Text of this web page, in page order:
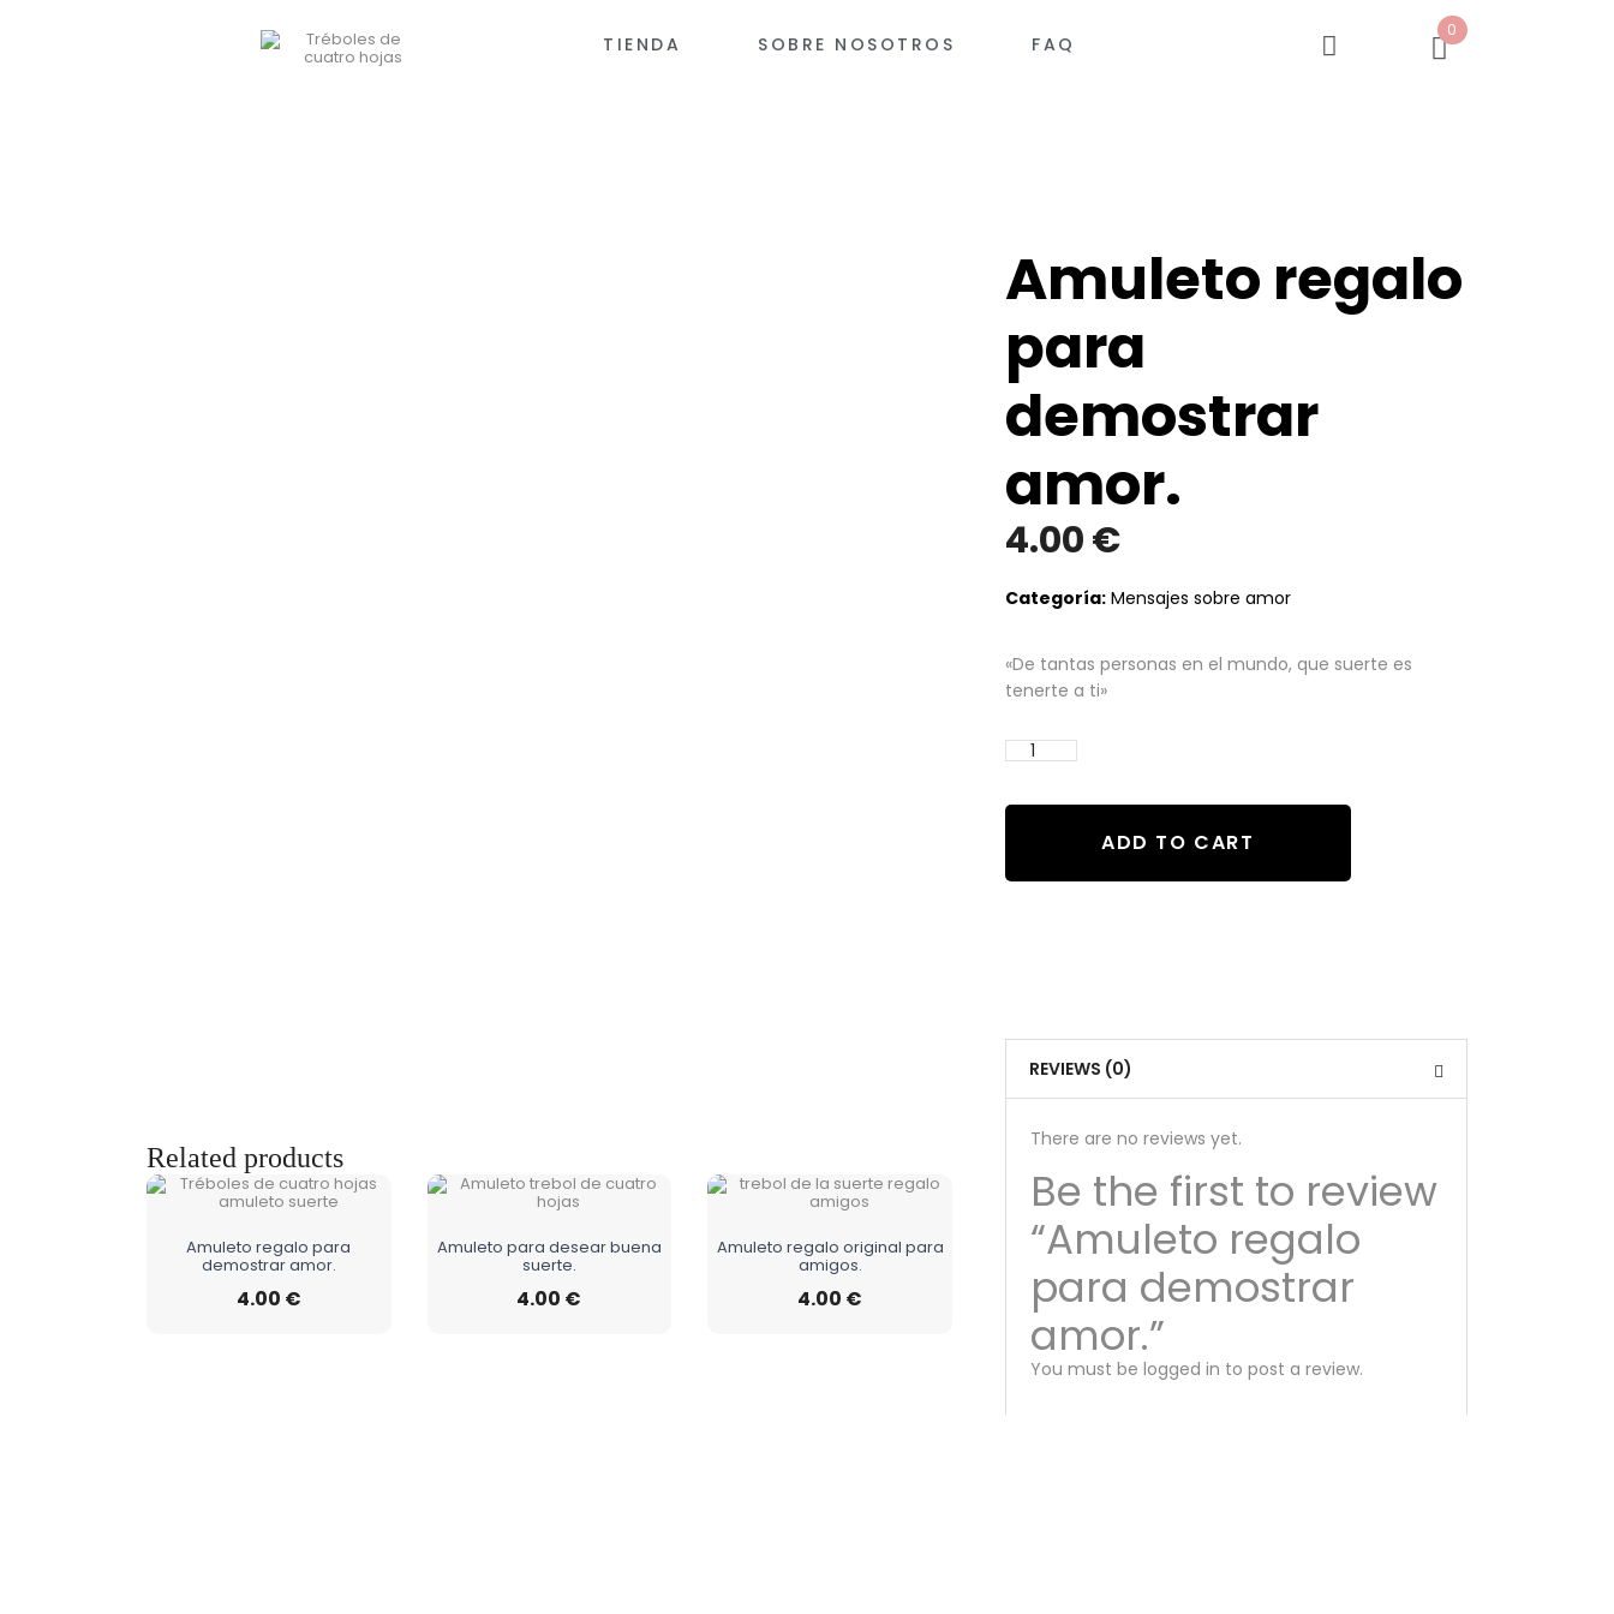
TIENDA SOBRE NOSOTROS FAQ
0
Amuleto regalo
para
demostrar
amor.
4.00€
Categoría: Mensajes sobre amor
«De tantas personas en el mundo, que suerte es
tenerte a ti»
ADD TO CART
REVIEWS (0)
There are no reviews yet.
Be the first to review
“Amuleto regalo
para demostrar
amor.”
You must be logged in to post a review.
Related products
Amuleto regalo para
demostrar amor.
4.00 €
Amuleto para desear buena
suerte.
4.00 €
Amuleto regalo original para
amigos.
4.00 €